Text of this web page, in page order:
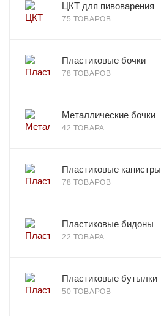
ЦКТ для пивоварения
75 ТОВАРОВ
Пластиковые бочки
78 ТОВАРОВ
Металлические бочки
42 ТОВАРА
Пластиковые канистры
78 ТОВАРОВ
Пластиковые бидоны
22 ТОВАРА
Пластиковые бутылки
50 ТОВАРОВ